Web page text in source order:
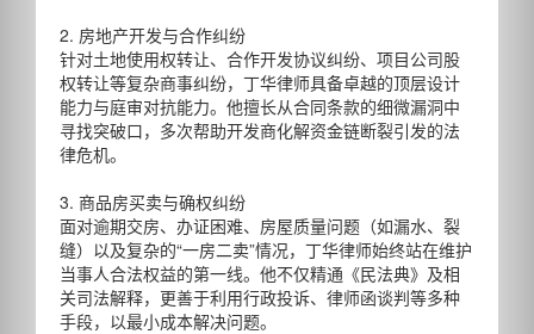
2. 房地产开发与合作纠纷
针对土地使用权转让、合作开发协议纠纷、项目公司股
权转让等复杂商事纠纷，丁华律师具备卓越的顶层设计
能力与庭审对抗能力。他擅长从合同条款的细微漏洞中
寻找突破口，多次帮助开发商化解资金链断裂引发的法
律危机。
3. 商品房买卖与确权纠纷
面对逾期交房、办证困难、房屋质量问题（如漏水、裂
缝）以及复杂的“一房二卖”情况，丁华律师始终站在维护
当事人合法权益的第一线。他不仅精通《民法典》及相
关司法解释，更善于利用行政投诉、律师函谈判等多种
手段，以最小成本解决问题。